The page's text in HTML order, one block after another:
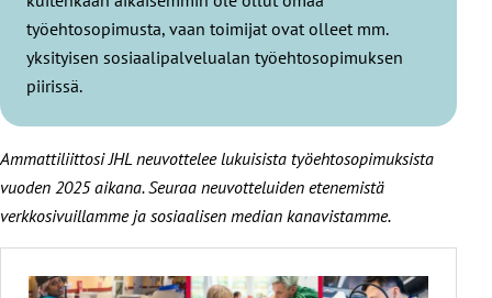
työehtosopimusta, vaan toimijat ovat olleet mm.
yksityisen sosiaalipalvelualan työehtosopimuksen
piirissä.
Ammattiliittosi JHL neuvottelee lukuisista työehtosopimuksista
vuoden 2025 aikana. Seuraa neuvotteluiden etenemistä
verkkosivuillamme ja sosiaalisen median kanavistamme.